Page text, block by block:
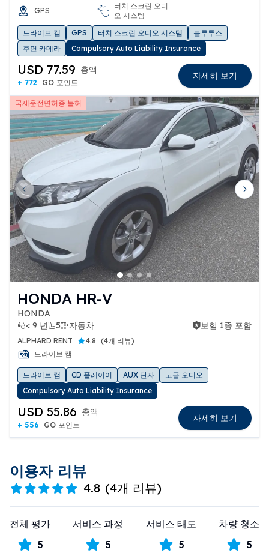
GPS
터치 스크린 오디
오 시스템
드라이브 캠
GPS 터치 스크린 오디오 시스템
블루투스
후면 카메라
Compulsory Auto Liability Insurance
USD 77.59 총액
+ 772 GO 포인트
자세히 보기
국제운전면허증 불허
Previous slide Next
HONDA HR-V
HONDA
< 9 년
5 자동차
보험 1종 포함 보험 1종 포함
ALPHARD RENT 4.8 (4개 리뷰)
드라이브 캠
드라이브 캠 CD 플레이어 AUX 단자
고급 오디오
Compulsory Auto Liability Insurance
USD 55.86 총액
+ 556 GO 포인트
자세히 보기
이용자 리뷰
4.8 (4개 리뷰)
전체 평가
5
서비스 과정
5
서비스 태도
5
차량 청소
5